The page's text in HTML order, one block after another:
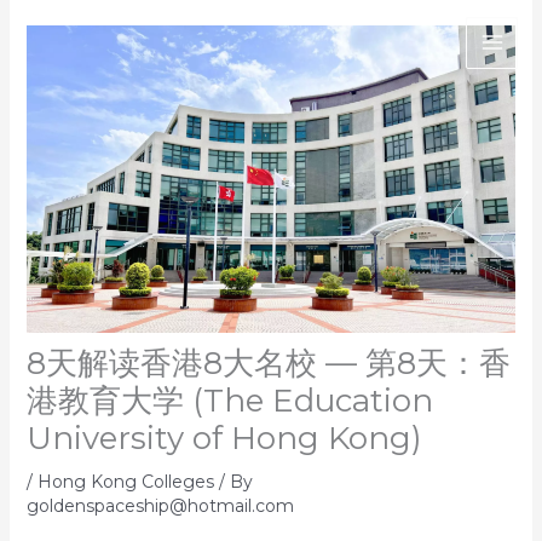
8天解读香港8大名校 — 第8天：香
港教育大学 (The Education
University of Hong Kong)
/ Hong Kong Colleges/ By
goldenspaceship@hotmail.com